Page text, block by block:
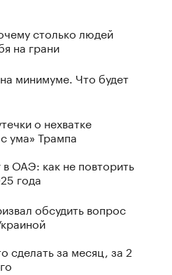
столько людей
на грани
минимуме. Что будет
о нехватке
ума» Трампа
ОАЭ: как не повторить
года
обсудить вопрос
сделать за месяц, за 2